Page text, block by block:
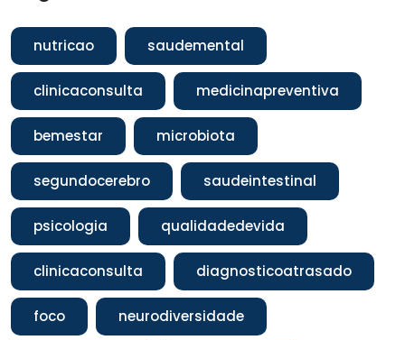
nutricao saudemental
clinicaconsulta medicinapreventiva
bemestar microbiota
segundocerebro saudeintestinal
psicologia qualidadedevida
clinicaconsulta diagnosticoatrasado
foco neurodiversidade